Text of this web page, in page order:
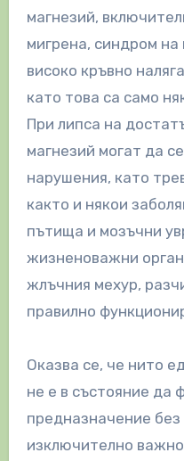
магнезий,
мигрена, синдром на
високо кръвно
като това са само
При липса на
магнезий могат да
нарушения, като
както и някои
пътища и мозъчни
жизненоважни
жлъчния мехур,
правилно
Оказва се, че нито
не е в състояние да
предназначение
изключително